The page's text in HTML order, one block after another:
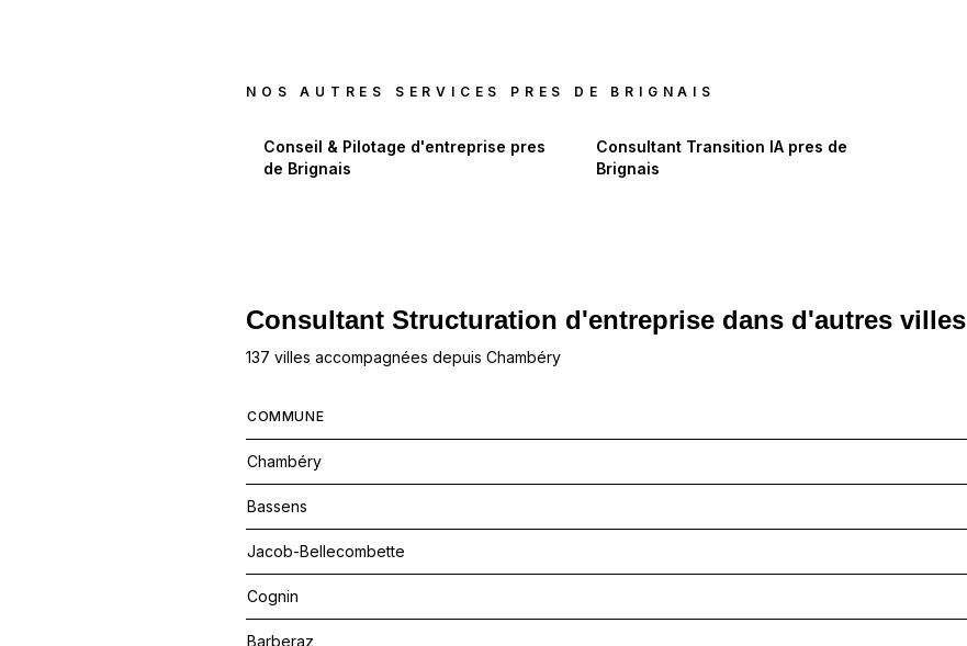
NOS AUTRES SERVICES PRES DE BRIGNAIS
Conseil & Pilotage d'entreprise pres
de Brignais
Consultant Transition IApres de
Brignais
Consultant Structuration d'entreprise dans d'autres villes
137 villes accompagnées depuis Chambéry
COMMUNE
Chambéry
Bassens
Jacob-Bellecombette
Cognin
Barberaz